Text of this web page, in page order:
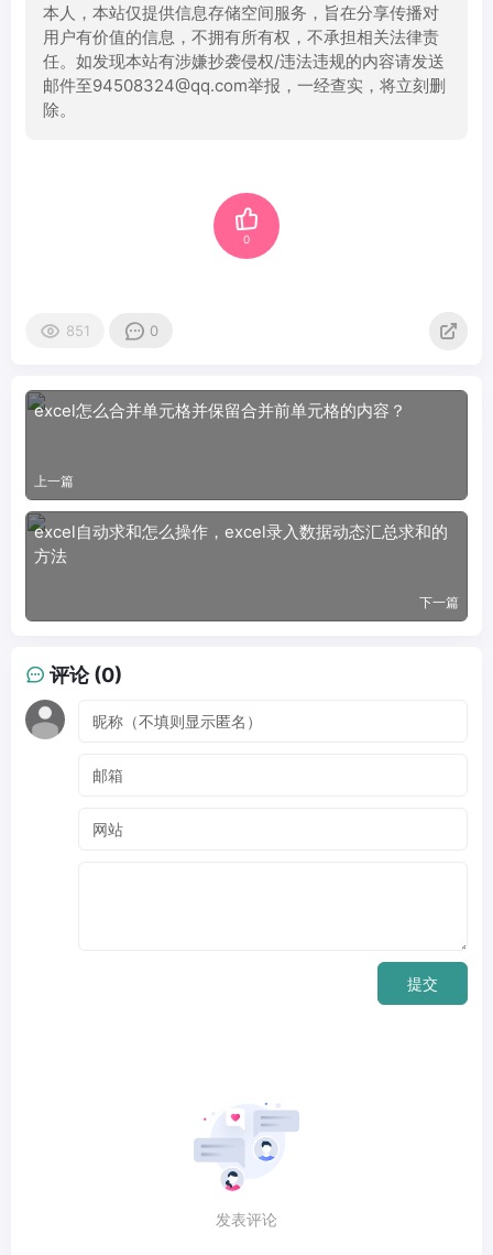
本人，本站仅提供信息存储空间服务，旨在分享传播对
用户有价值的信息，不拥有所有权，不承担相关法律责
任。如发现本站有涉嫌抄袭侵权/违法违规的内容请发送
邮件至94508324@qq.com举报，一经查实，将立刻删
除。
0
851 0
excel怎么合并单元格并保留合并前单元格的内容？
上一篇
excel自动求和怎么操作，excel录入数据动态汇总求和的
方法
下一篇
评论 (0)
提交
发表评论